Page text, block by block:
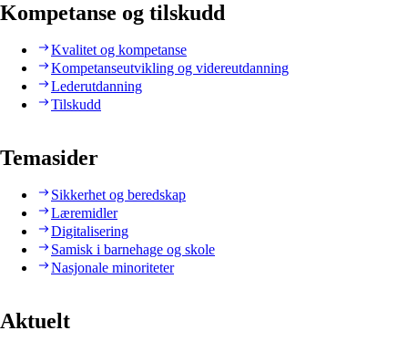
Kompetanse og tilskudd
Kvalitet og kompetanse
Kompetanseutvikling og videreutdanning
Lederutdanning
Tilskudd
Temasider
Sikkerhet og beredskap
Læremidler
Digitalisering
Samisk i barnehage og skole
Nasjonale minoriteter
Aktuelt